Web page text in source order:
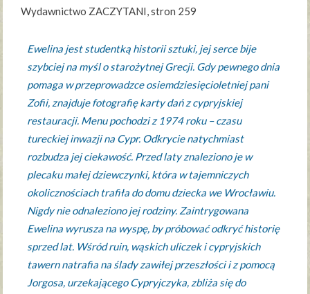
Wydawnictwo ZACZYTANI, stron 259
Ewelina jest studentką historii sztuki, jej serce bije
szybciej na myśl o starożytnej Grecji. Gdy pewnego dnia
pomaga w przeprowadzce osiemdziesięcioletniej pani
Zofii, znajduje fotografię karty dań z cypryjskiej
restauracji. Menu pochodzi z 1974 roku – czasu
tureckiej inwazji na Cypr. Odkrycie natychmiast
rozbudza jej ciekawość. Przed laty znaleziono je w
plecaku małej dziewczynki, która w tajemniczych
okolicznościach trafiła do domu dziecka we Wrocławiu.
Nigdy nie odnaleziono jej rodziny. Zaintrygowana
Ewelina wyrusza na wyspę, by próbować odkryć historię
sprzed lat. Wśród ruin, wąskich uliczek i cypryjskich
tawern natrafia na ślady zawiłej przeszłości i z pomocą
Jorgosa, urzekającego Cypryjczyka, zbliża się do